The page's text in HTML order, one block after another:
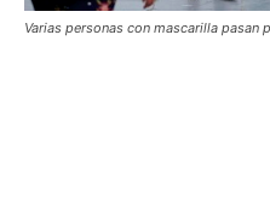
Varias personas con mascarilla pasan